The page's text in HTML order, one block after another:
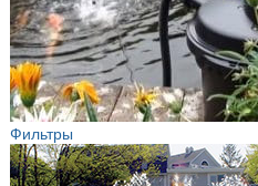
Фильтры